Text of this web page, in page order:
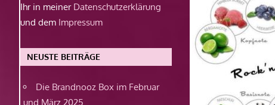
Ihr in meiner Datenschutzerklärung
und dem Impressum
NEUSTE BEITRÄGE
Die Brandnooz Box im Februar
und März 2025